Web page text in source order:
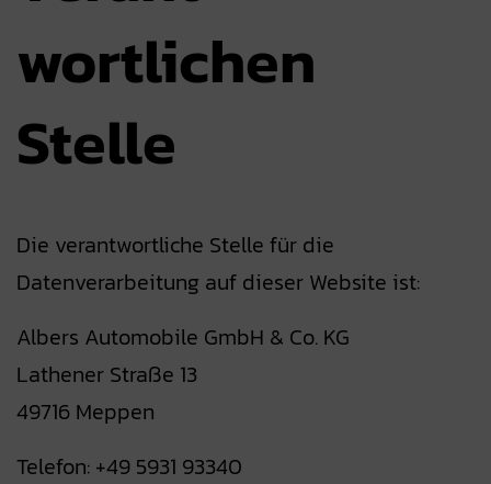
wortlichen
Stelle
Die verantwortliche Stelle für die
Datenverarbeitung auf dieser Website ist:
Albers Automobile GmbH & Co. KG
Lathener Straße 13
49716 Meppen
Telefon: +49 5931 93340